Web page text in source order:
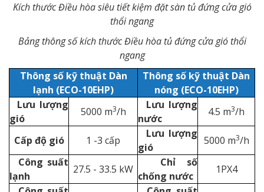
Kích thước Điều hòa siêu tiết kiệm đặt sàn tủ đứng cửa gió
thổi ngang
Bảng thông số kích thướcĐiều hòa tủ đứng cửa gió thổi
ngang
Thông số kỹ thuật Dàn
lạnh (ECO-10EHP)
Thông số kỹ thuật Dàn
nóng (ECO-10EHP)
Lưu lượng
gió
5000 m3/h
Lưu lượng
nước
4.5 m3/h
Cấp độ gió 1 -3 cấp
Lưu lượng
gió
5000 m3/h
Công suất
lạnh
27.5 - 33.5 kW
Chỉ số
chống nước
1PX4